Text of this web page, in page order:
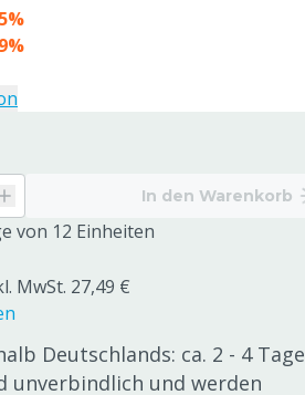
In den Warenkorb
von 12 Einheiten
MwSt. 27,49 €
Deutschlands: ca. 2 - 4 Tage
unverbindlich und werden